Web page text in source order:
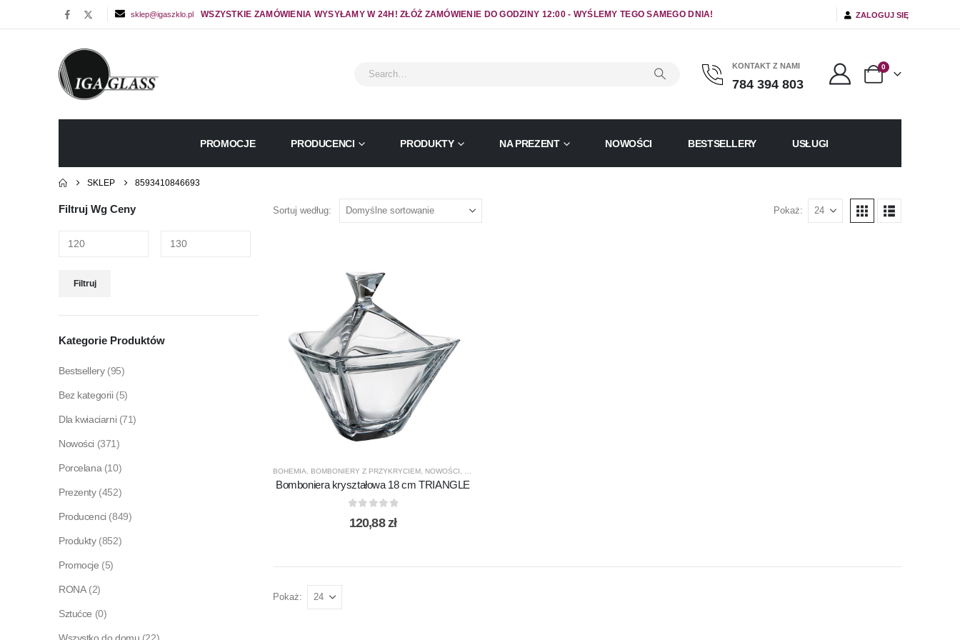
sklep@igaszklo.pl WSZYSTKIE ZAMÓWIENIA WYSYŁAMY W 24H! ZŁÓŻ ZAMÓWIENIE DO GODZINY 12:00 - WYŚLEMY TEGO SAMEGO DNIA! ZALOGUJ SIĘ
KONTAKT Z NAMI
784 394 803
0
PROMOCJE PRODUCENCI PRODUKTY NA PREZENT NOWOŚCI BESTSELLERY USŁUGI
SKLEP 8593410846693
Sortuj według: Pokaż:
BOHEMIA, BOMBONIERY Z PRZYKRYCIEM, NOWOŚCI, PREZENTY
Bomboniera kryształowa 18 cm TRIANGLE
120,88zł
Pokaż:
Filtruj Wg Ceny
Filtruj
Kategorie Produktów
Bestsellery (95)
Bez kategorii (5)
Dla kwiaciarni (71)
Nowości (371)
Porcelana (10)
Prezenty (452)
Producenci (849)
Produkty (852)
Promocje (5)
RONA (2)
Sztućce (0)
Wszystko do domu (22)